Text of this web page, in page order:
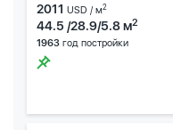
2011 USD / м2
44.5 /28.9/5.8 м2
1963 год постройки